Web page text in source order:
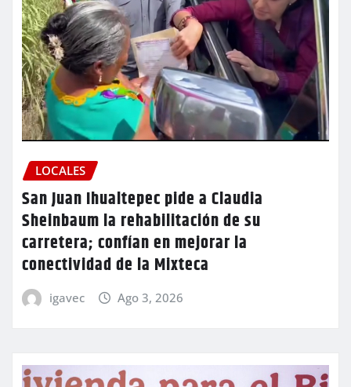
LOCALES
San Juan Ihualtepec pide a Claudia
Sheinbaum la rehabilitación de su
carretera; confían en mejorar la
conectividad de la Mixteca
igavec Ago 3, 2026